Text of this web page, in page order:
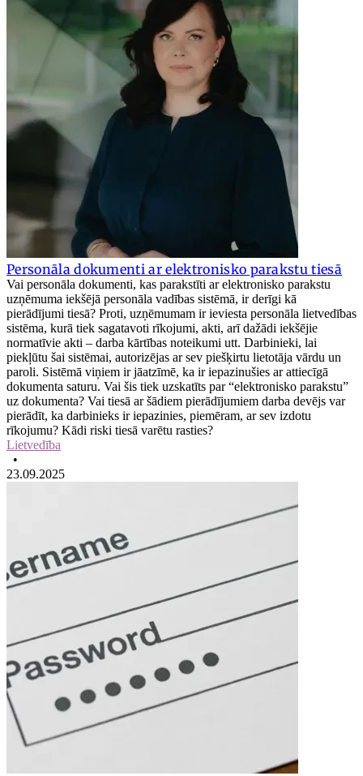
Personāla dokumenti ar elektronisko parakstu tiesā
Vai personāla dokumenti, kas parakstīti ar elektronisko parakstu
uzņēmuma iekšējā personāla vadības sistēmā, ir derīgi kā
pierādījumi tiesā? Proti, uzņēmumam ir ieviesta personāla lietvedības
sistēma, kurā tiek sagatavoti rīkojumi, akti, arī dažādi iekšējie
normatīvie akti – darba kārtības noteikumi utt. Darbinieki, lai
piekļūtu šai sistēmai, autorizējas ar sev piešķirtu lietotāja vārdu un
paroli. Sistēmā viņiem ir jāatzīmē, ka ir iepazinušies ar attiecīgā
dokumenta saturu. Vai šis tiek uzskatīts par “elektronisko parakstu”
uz dokumenta? Vai tiesā ar šādiem pierādījumiem darba devējs var
pierādīt, ka darbinieks ir iepazinies, piemēram, ar sev izdotu
rīkojumu? Kādi riski tiesā varētu rasties?
Lietvedība
•
23.09.2025